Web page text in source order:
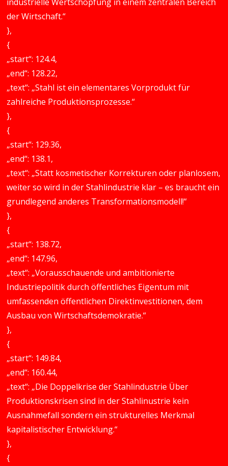
industrielle Wertschöpfung in einem zentralen Bereich
der Wirtschaft.“
},
{
„start“: 124.4,
„end“: 128.22,
„text“: „Stahl ist ein elementares Vorprodukt für
zahlreiche Produktionsprozesse.“
},
{
„start“: 129.36,
„end“: 138.1,
„text“: „Statt kosmetischer Korrekturen oder planlosem,
weiter so wird in der Stahlindustrie klar – es braucht ein
grundlegend anderes Transformationsmodell!“
},
{
„start“: 138.72,
„end“: 147.96,
„text“: „Vorausschauende und ambitionierte
Industriepolitik durch öffentliches Eigentum mit
umfassenden öffentlichen Direktinvestitionen, dem
Ausbau von Wirtschaftsdemokratie.“
},
{
„start“: 149.84,
„end“: 160.44,
„text“: „Die Doppelkrise der Stahlindustrie Über
Produktionskrisen sind in der Stahlinustrie kein
Ausnahmefall sondern ein strukturelles Merkmal
kapitalistischer Entwicklung.“
},
{